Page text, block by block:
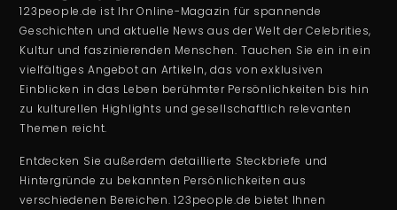
123people.de ist Ihr Online-Magazin für spannende
Geschichten und aktuelle News aus der Welt der Celebrities,
Kultur und faszinierenden Menschen. Tauchen Sie ein in ein
vielfältiges Angebot an Artikeln, das von exklusiven
Einblicken in das Leben berühmter Persönlichkeiten bis hin
zu kulturellen Highlights und gesellschaftlich relevanten
Themen reicht.
Entdecken Sie außerdem detaillierte Steckbriefe und
Hintergründe zu bekannten Persönlichkeiten aus
verschiedenen Bereichen. 123people.de bietet Ihnen